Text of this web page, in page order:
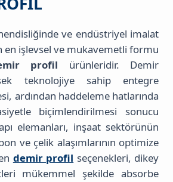
ve endüstriyel imalat
en işlevsel ve mukavemetli formu
profil ürünleridir. Demir
teknolojiye sahip entegre
ardından haddeleme hatlarında
biçimlendirilmesi sonucu
elemanları, inşaat sektörünün
ve çelik alaşımlarının optimize
demir profil seçenekleri, dikey
mükemmel şekilde absorbe